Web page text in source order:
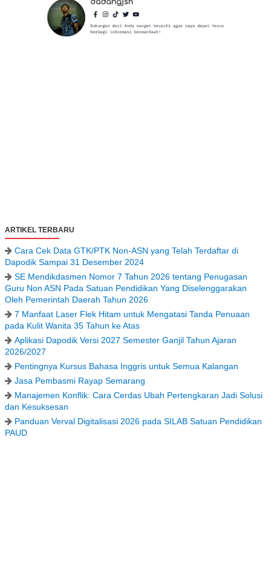
ARTIKEL TERBARU
Cara Cek Data GTK/PTK Non-ASN yang Telah Terdaftar di
Dapodik Sampai 31 Desember 2024
SE Mendikdasmen Nomor 7 Tahun 2026 tentang Penugasan
Guru Non ASN Pada Satuan Pendidikan Yang Diselenggarakan
Oleh Pemerintah Daerah Tahun 2026
7 Manfaat Laser Flek Hitam untuk Mengatasi Tanda Penuaan
pada Kulit Wanita 35 Tahun ke Atas
Aplikasi Dapodik Versi 2027 Semester Ganjil Tahun Ajaran
2026/2027
Pentingnya Kursus Bahasa Inggris untuk Semua Kalangan
Jasa Pembasmi Rayap Semarang
Manajemen Konflik: Cara Cerdas Ubah Pertengkaran Jadi Solusi
dan Kesuksesan
Panduan Verval Digitalisasi 2026 pada SILAB Satuan Pendidikan
PAUD